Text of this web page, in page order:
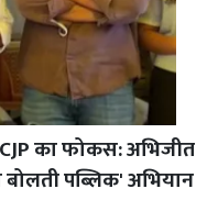
का फोकस: अभिजीत
पब्लिक' अभियान